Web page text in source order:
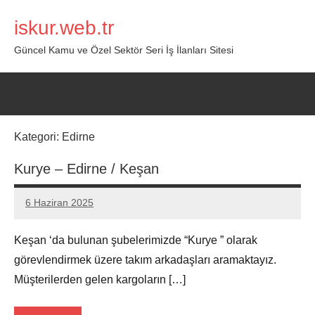
iskur.web.tr
Güncel Kamu ve Özel Sektör Seri İş İlanları Sitesi
Kategori: Edirne
Kurye – Edirne / Keşan
6 Haziran 2025
admin
Yorum
Keşan ‘da bulunan şubelerimizde “Kurye ” olarak
görevlendirmek üzere takım arkadaşları aramaktayız.
Müşterilerden gelen kargoların […]